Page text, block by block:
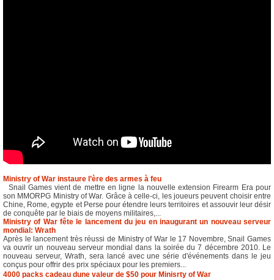
Ministry of War instaure l’ère des armes à feu
Snail Games vient de mettre en ligne la nouvelle extension Firearm Era pour
son MMORPG Ministry of War. Grâce à celle-ci, les joueurs peuvent choisir entre
Chine, Rome, egypte et Perse pour étendre leurs territoires et assouvir leur désir
de conquête par le biais de moyens militaires,...
Ministry of War fête le lancement du jeu en inaugurant un nouveau serveur
mondial: Wrath
Après le lancement très réussi de Ministry of War le 17 Novembre, Snail Games
va ouvrir un nouveau serveur mondial dans la soirée du 7 décembre 2010. Le
nouveau serveur, Wrath, sera lancé avec une série d'événements dans le jeu
conçus pour offrir des prix spéciaux pour les premiers...
4000 packs cadeau dune valeur de $50 pour Minisrty of War